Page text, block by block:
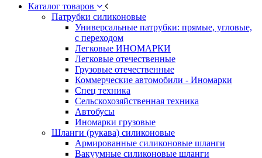
Каталог товаров
Патрубки силиконовые
Универсальные патрубки: прямые, угловые,
с переходом
Легковые ИНОМАРКИ
Легковые отечественные
Грузовые отечественные
Коммерческие автомобили - Иномарки
Спец техника
Сельскохозяйственная техника
Автобусы
Иномарки грузовые
Шланги (рукава) силиконовые
Армированные силиконовые шланги
Вакуумные силиконовые шланги